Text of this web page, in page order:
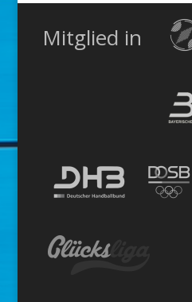
Mitglied in